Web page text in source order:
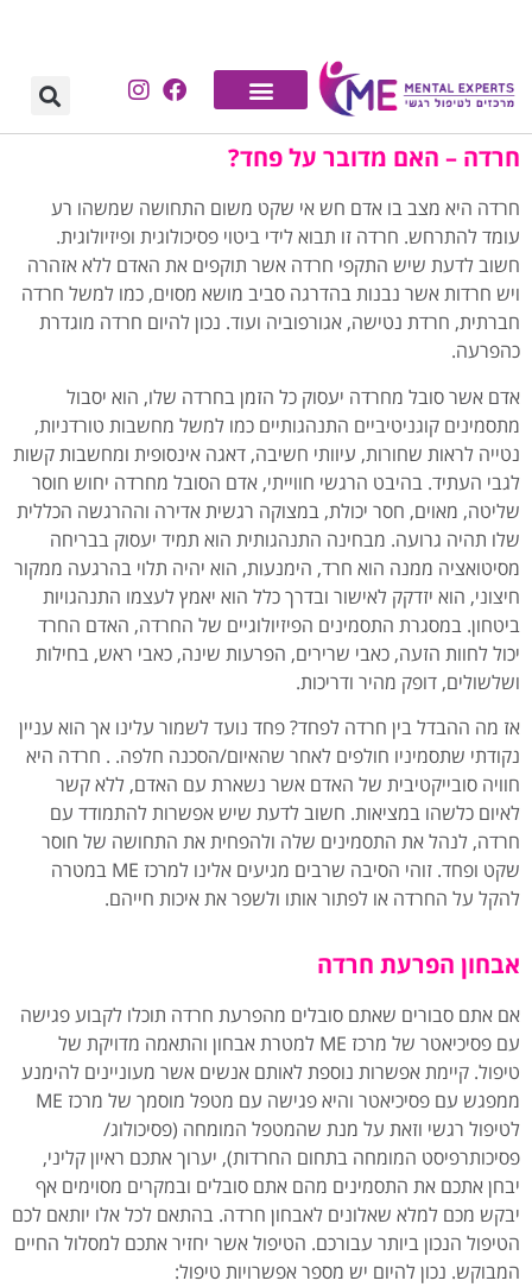
חרדה – האם מדובר על פחד?
חרדה היא מצב בו אדם חש אי שקט משום התחושה שמשהו רע
עומד להתרחש. חרדה זו תבוא לידי ביטוי פסיכולוגית ופיזיולוגית.
חשוב לדעת שיש התקפי חרדה אשר תוקפים את האדם ללא אזהרה
ויש חרדות אשר נבנות בהדרגה סביב מושא מסוים, כמו למשל חרדה
חברתית, חרדת נטישה, אגורפוביה ועוד. נכון להיום חרדה מוגדרת
כהפרעה.
אדם אשר סובל מחרדה יעסוק כל הזמן בחרדה שלו, הוא יסבול
מתסמינים קוגניטיביים התנהגותיים כמו למשל מחשבות טורדניות,
נטייה לראות שחורות, עיוותי חשיבה, דאגה אינסופית ומחשבות קשות
לגבי העתיד. בהיבט הרגשי חווייתי, אדם הסובל מחרדה יחוש חוסר
שליטה, מאוים, חסר יכולת, במצוקה רגשית אדירה וההרגשה הכללית
שלו תהיה גרועה. מבחינה התנהגותית הוא תמיד יעסוק בבריחה
מסיטואציה ממנה הוא חרד, הימנעות, הוא יהיה תלוי בהרגעה ממקור
חיצוני, הוא יזדקק לאישור ובדרך כלל הוא יאמץ לעצמו התנהגויות
ביטחון. במסגרת התסמינים הפיזיולוגיים של החרדה, האדם החרד
יכול לחוות הזעה, כאבי שרירים, הפרעות שינה, כאבי ראש, בחילות
ושלשולים, דופק מהיר ודריכות.
אז מה ההבדל בין חרדה לפחד? פחד נועד לשמור עלינו אך הוא עניין
נקודתי שתסמיניו חולפים לאחר שהאיום/הסכנה חלפה. . חרדה היא
חוויה סובייקטיבית של האדם אשר נשארת עם האדם, ללא קשר
לאיום כלשהו במציאות. חשוב לדעת שיש אפשרות להתמודד עם
חרדה, לנהל את התסמינים שלה ולהפחית את התחושה של חוסר
שקט ופחד. זוהי הסיבה שרבים מגיעים אלינו למרכז ME במטרה
להקל על החרדה או לפתור אותו ולשפר את איכות חייהם.
אבחון הפרעת חרדה
אם אתם סבורים שאתם סובלים מהפרעת חרדה תוכלו לקבוע פגישה
עם פסיכיאטר של מרכז ME למטרת אבחון והתאמה מדויקת של
טיפול. קיימת אפשרות נוספת לאותם אנשים אשר מעוניינים להימנע
ממפגש עם פסיכיאטר והיא פגישה עם מטפל מוסמך של מרכז ME
לטיפול רגשי וזאת על מנת שהמטפל המומחה (פסיכולוג/
פסיכותרפיסט המומחה בתחום החרדות), יערוך אתכם ראיון קליני,
יבחן אתכם את התסמינים מהם אתם סובלים ובמקרים מסוימים אף
יבקש מכם למלא שאלונים לאבחון חרדה. בהתאם לכל אלו יותאם לכם
הטיפול הנכון ביותר עבורכם. הטיפול אשר יחזיר אתכם למסלול החיים
המבוקש. נכון להיום יש מספר אפשרויות טיפול: